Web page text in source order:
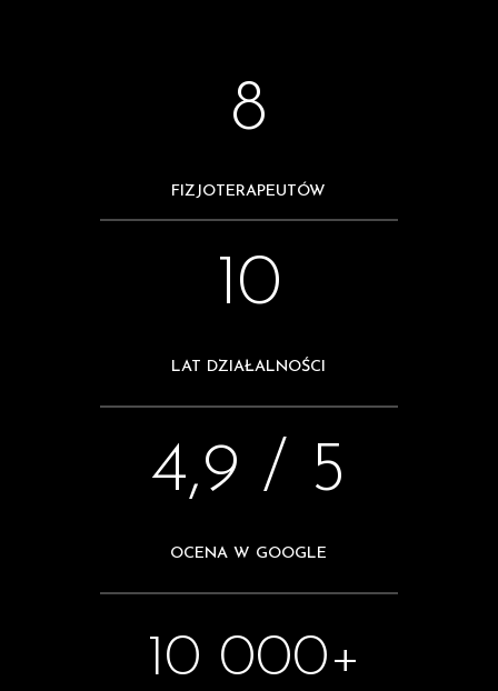
8
FIZJOTERAPEUTÓW
10
LAT DZIAŁALNOŚCI
4,9 / 5
OCENA W GOOGLE
10 000+